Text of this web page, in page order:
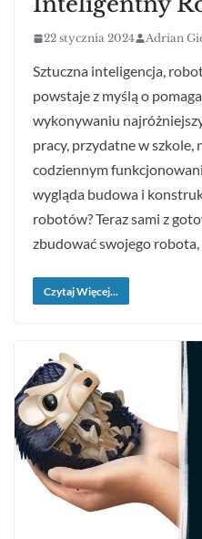
22 stycznia 2024 Adrian
Sztuczna inteligencja,
powstaje z myślą o
wykonywaniu
pracy, przydatne w szkole,
codziennym
wygląda budowa i
robotów? Teraz sami z
zbudować swojego robota,
Czytaj Więcej...